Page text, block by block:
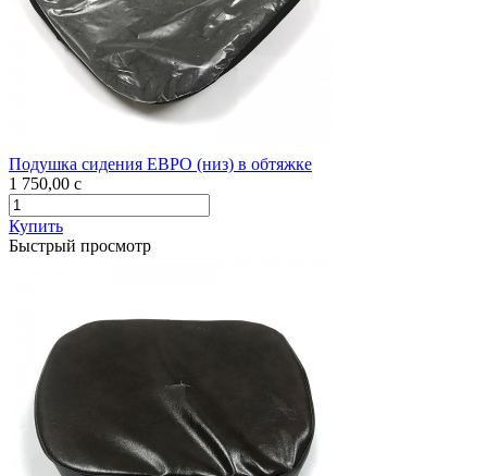
Подушка сидения ЕВРО (низ) в обтяжке
1 750,00 c
Купить
Быстрый просмотр